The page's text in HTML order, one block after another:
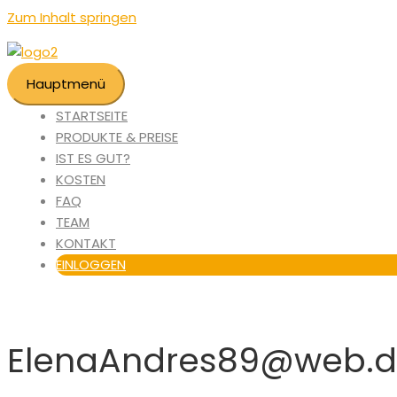
Zum Inhalt springen
Hauptmenü
STARTSEITE
PRODUKTE & PREISE
IST ES GUT?
KOSTEN
FAQ
TEAM
KONTAKT
EINLOGGEN